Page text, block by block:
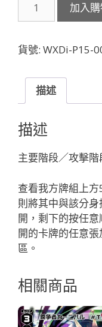
P15-
俯
者
ら
の
啓
示
「無
色
Piece
」
數
量
加入
貨號: WXDi-P15-
描述
描述
主要階段／攻擊階
查看我方牌組上
則將其中與該分
開，剩下的按任
開的卡牌的任意
區。
相關商品